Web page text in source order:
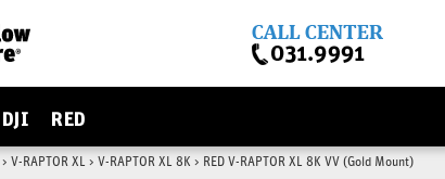
DJI RED
>V-RAPTOR XL>V-RAPTOR XL 8K> RED V-RAPTOR XL 8K VV (Gold Mount)